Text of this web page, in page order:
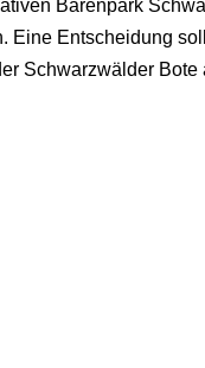
Bärenpark
Eine Entscheidung
Schwarzwälder Bote